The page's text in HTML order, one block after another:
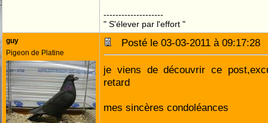
--------------------
" S'élever par l'effort "
guy
Pigeon de Platine
Posté le 03-03-2011 à
je viens de découvrir ce
retard
mes sincères condoléances